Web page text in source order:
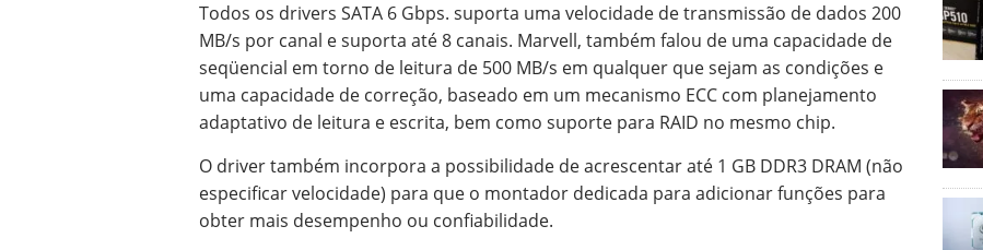
Todos os drivers SATA 6 Gbps. suporta uma velocidade de transmissão de dados 200
MB/s por canal e suporta até 8 canais. Marvell, também falou de uma capacidade de
seqüencial em torno de leitura de 500 MB/s em qualquer que sejam as condições e
uma capacidade de correção, baseado em um mecanismo ECC com planejamento
adaptativo de leitura e escrita, bem como suporte para RAID no mesmo chip.
O driver também incorpora a possibilidade de acrescentar até 1 GB DDR3 DRAM (não
especificar velocidade) para que o montador dedicada para adicionar funções para
obter mais desempenho ou confiabilidade.